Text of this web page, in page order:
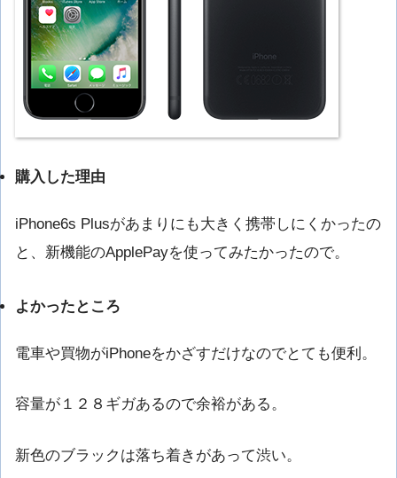
購入した理由
iPhone6s Plusがあまりにも大きく携帯しにくかったの
と、新機能のApplePayを使ってみたかったので。
よかったところ
電車や買物がiPhoneをかざすだけなのでとても便利。
容量が１２８ギガあるので余裕がある。
新色のブラックは落ち着きがあって渋い。